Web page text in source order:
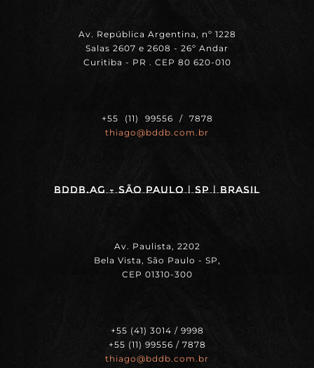
Av. República Argentina, nº 1228
Salas 2607 e 2608 - 26º Andar
Curitiba - PR . CEP 80 620-010
+55 (11) 99556 / 7878
thiago@bddb.com.br
BDDB.ag - SÃO PAULO | SP | BRASIL
Av. Paulista, 2202
Bela Vista, São Paulo - SP,
CEP 01310-300
+55 (41) 3014 / 9998
+55 (11) 99556 / 7878
thiago@bddb.com.br